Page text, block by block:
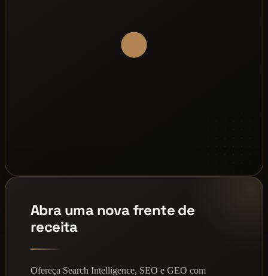
Abra uma nova frente de
receita
Ofereça Search Intelligence, SEO e GEO com